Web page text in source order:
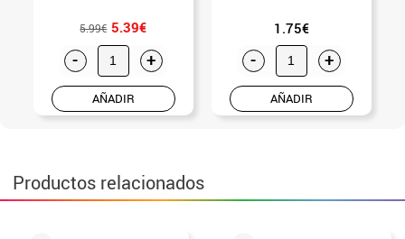
5.99€ 5.39€
- +
AÑADIR
1.75€
- +
AÑADIR
Productos relacionados